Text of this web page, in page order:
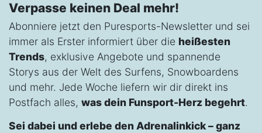
Verpasse keinen Deal mehr!
Abonniere jetzt den Puresports-Newsletter und sei
immer als Erster informiert über die heißesten
Trends, exklusive Angebote und spannende
Storys aus der Welt des Surfens, Snowboardens
und mehr. Jede Woche liefern wir dir direkt ins
Postfach alles, was dein Funsport-Herz begehrt.
Sei dabei und erlebe den Adrenalinkick – ganz